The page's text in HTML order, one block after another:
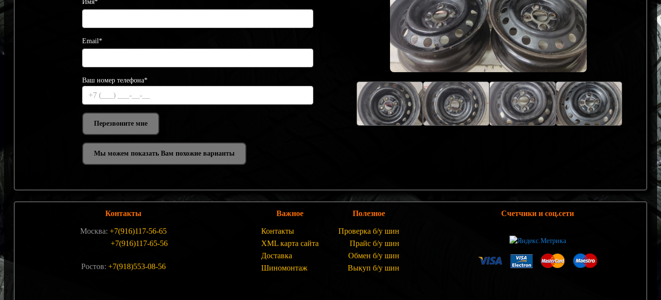
Имя*
Email*
Ваш номер телефона*
Мы можем показать Вам похожие варианты
Контакты
Москва: +7(916)117-56-65
+7(916)117-65-56
Ростов: +7(918)553-08-56
Важное
Контакты
XML карта сайта
Доставка
Шиномонтаж
Полезное
Проверка б/у шин
Прайс б/у шин
Обмен б/у шин
Выкуп б/у шин
Счетчики и соц.сети